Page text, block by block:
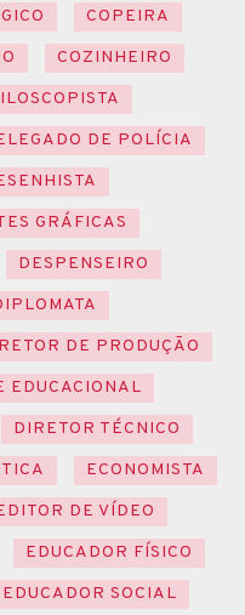
COPEIRA
COZINHEIRO
DE POLÍCIA
GRÁFICAS
DESPENSEIRO
DE PRODUÇÃO
EDUCACIONAL
DIRETOR TÉCNICO
ECONOMISTA
DE VÍDEO
EDUCADOR FÍSICO
EDUCADOR SOCIAL